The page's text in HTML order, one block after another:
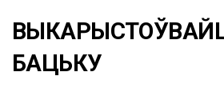
БАЦЬКУ